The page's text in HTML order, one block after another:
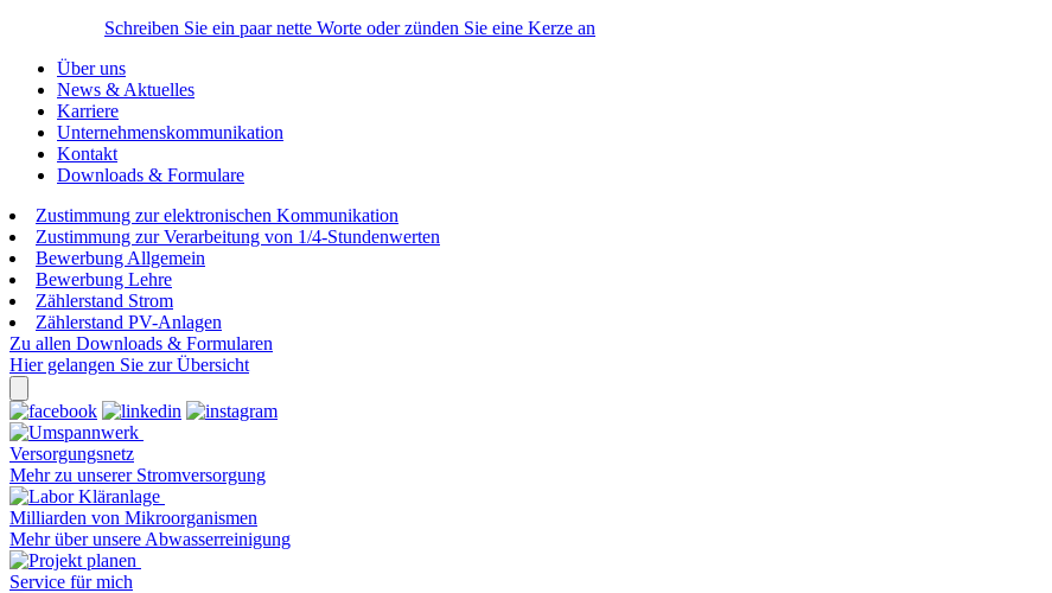
Schreiben Sie ein paar nette Worte oder zünden Sie eine Kerze an
Über uns
News & Aktuelles
Karriere
Unternehmenskommunikation
Kontakt
Downloads & Formulare
Zustimmung zur elektronischen Kommunikation
Zustimmung zur Verarbeitung von 1/4-Stundenwerten
Bewerbung Allgemein
Bewerbung Lehre
Zählerstand Strom
Zählerstand PV-Anlagen
Zu allen Downloads & Formularen
Hier gelangen Sie zur Übersicht
Versorgungsnetz
Mehr zu unserer Stromversorgung
Milliarden von Mikroorganismen
Mehr über unsere Abwasserreinigung
Service für mich